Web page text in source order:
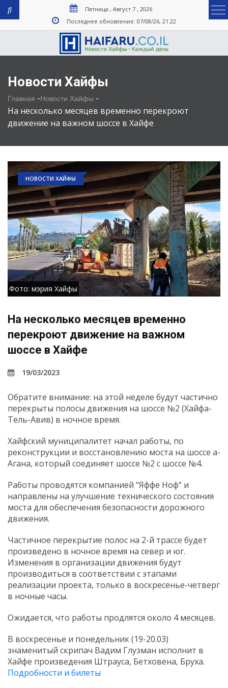
Пятница , Август 7 , 2026
Последнее обновление: 07/08/26, 21:22
Новости Хайфы
Главная -Новости Хайфы -
На несколько месяцев временно перекроют
движение на важном шоссе в Хайфе
НОВОСТИ ХАЙФЫ
Фото: мэрия Хайфы
На несколько месяцев временно
перекроют движение на важном
шоссе в Хайфе
19/03/2023
Обратите внимание: на этой неделе будут частично
перекрыты полосы движения на шоссе №2 (Хайфа-
Тель-Авив) в ночное время.
Хайфский муниципалитет начал работы, по
реконструкции и восстановлению моста на шоссе а-
Агана, который соединяет шоссе №2 с шоссе №4.
Работы проводятся компанией “Яффе Ноф” и
направлены на улучшение технического состояния
моста для обеспечения безопасности дорожного
движения.
Частичное перекрытие полос на 2-й трассе будет
произведено в ночное время на север и юг.
Изменения в организации движения будут
производиться в соответствии с этапами
реализации проекта, только в воскресенье-четверг
в ночные часы.
Ожидается, что работы продлятся около 4 месяцев.
В воскресенье и понедельник (19-20.03)
знаменитый скрипач Вадим Глузман исполнит в
Хайфе произведения Штрауса, Бетховена, Бруха.
Подробности и билеты